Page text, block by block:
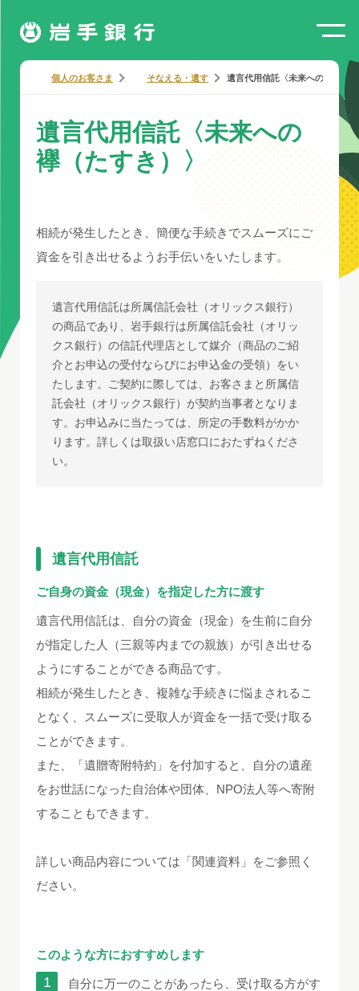
個人のお客さま そなえる・遺す 遺言代用信託〈未来への襷（た
遺言代用信託〈未来への
襷（たすき）〉
相続が発生したとき、簡便な手続きでスムーズにご
資金を引き出せるようお手伝いをいたします。
遺言代用信託は所属信託会社（オリックス銀行）
の商品であり、岩手銀行は所属信託会社（オリッ
クス銀行）の信託代理店として媒介（商品のご紹
介とお申込の受付ならびにお申込金の受領）をい
たします。ご契約に際しては、お客さまと所属信
託会社（オリックス銀行）が契約当事者となりま
す。お申込みに当たっては、所定の手数料がかか
ります。詳しくは取扱い店窓口におたずねくださ
い。
遺言代用信託
ご自身の資金（現金）を指定した方に渡す
遺言代用信託は、自分の資金（現金）を生前に自分
が指定した人（三親等内までの親族）が引き出せる
ようにすることができる商品です。
相続が発生したとき、複雑な手続きに悩まされるこ
となく、スムーズに受取人が資金を一括で受け取る
ことができます。
また、「遺贈寄附特約」を付加すると、自分の遺産
をお世話になった自治体や団体、NPO法人等へ寄附
することもできます。
詳しい商品内容については「関連資料」をご参照く
ださい。
このような方におすすめします
自分に万一のことがあったら、受け取る方がす